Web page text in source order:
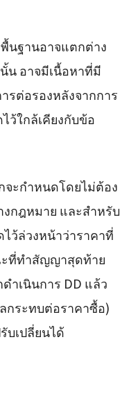
นฐานอาจแตกต่าง
น อาจมีเนื้อหาที่มี
รต่อรองหลังจากการ
ใกล้เคียงกับข้อ
จะกำหนดโดยไม่ต้อง
กฎหมาย และสำหรับ
ว้ล่วงหน้าว่าราคาที่
ที่ทำสัญญาสุดท้าย
ำเนินการ DD แล้ว
ระทบต่อราคาซื้อ)
บเปลี่ยนได้